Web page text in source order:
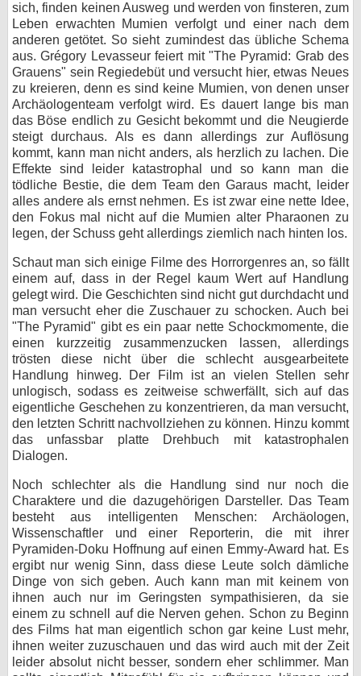
sich, finden keinen Ausweg und werden von finsteren, zum
Leben erwachten Mumien verfolgt und einer nach dem
anderen getötet. So sieht zumindest das übliche Schema
aus. Grégory Levasseur feiert mit "The Pyramid: Grab des
Grauens" sein Regiedebüt und versucht hier, etwas Neues
zu kreieren, denn es sind keine Mumien, von denen unser
Archäologenteam verfolgt wird. Es dauert lange bis man
das Böse endlich zu Gesicht bekommt und die Neugierde
steigt durchaus. Als es dann allerdings zur Auflösung
kommt, kann man nicht anders, als herzlich zu lachen. Die
Effekte sind leider katastrophal und so kann man die
tödliche Bestie, die dem Team den Garaus macht, leider
alles andere als ernst nehmen. Es ist zwar eine nette Idee,
den Fokus mal nicht auf die Mumien alter Pharaonen zu
legen, der Schuss geht allerdings ziemlich nach hinten los.
Schaut man sich einige Filme des Horrorgenres an, so fällt
einem auf, dass in der Regel kaum Wert auf Handlung
gelegt wird. Die Geschichten sind nicht gut durchdacht und
man versucht eher die Zuschauer zu schocken. Auch bei
"The Pyramid" gibt es ein paar nette Schockmomente, die
einen kurzzeitig zusammenzucken lassen, allerdings
trösten diese nicht über die schlecht ausgearbeitete
Handlung hinweg. Der Film ist an vielen Stellen sehr
unlogisch, sodass es zeitweise schwerfällt, sich auf das
eigentliche Geschehen zu konzentrieren, da man versucht,
den letzten Schritt nachvollziehen zu können. Hinzu kommt
das unfassbar platte Drehbuch mit katastrophalen
Dialogen.
Noch schlechter als die Handlung sind nur noch die
Charaktere und die dazugehörigen Darsteller. Das Team
besteht aus intelligenten Menschen: Archäologen,
Wissenschaftler und einer Reporterin, die mit ihrer
Pyramiden-Doku Hoffnung auf einen Emmy-Award hat. Es
ergibt nur wenig Sinn, dass diese Leute solch dämliche
Dinge von sich geben. Auch kann man mit keinem von
ihnen auch nur im Geringsten sympathisieren, da sie
einem zu schnell auf die Nerven gehen. Schon zu Beginn
des Films hat man eigentlich schon gar keine Lust mehr,
ihnen weiter zuzuschauen und das wird auch mit der Zeit
leider absolut nicht besser, sondern eher schlimmer. Man